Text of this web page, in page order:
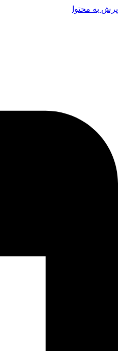
پرش به محتوا